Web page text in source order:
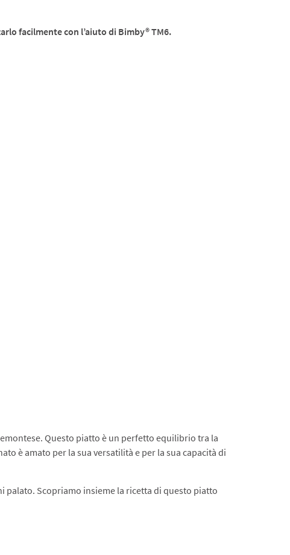
facilmente con l’aiuto di Bimby® TM6.
Questo piatto è un perfetto equilibrio tra la
è amato per la sua versatilità e per la sua capacità di
palato. Scopriamo insieme la ricetta di questo piatto